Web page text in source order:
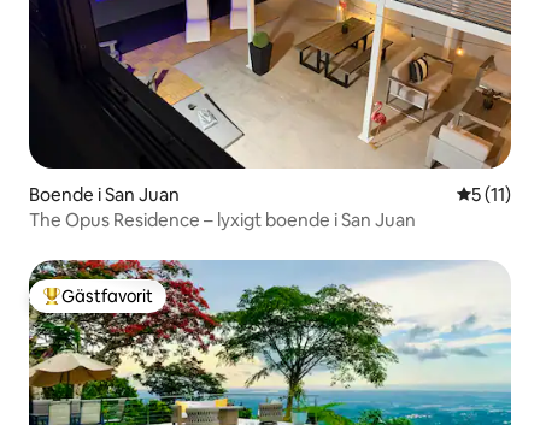
Boende i San Juan 5 av 5 i
5 (11)
The Opus Residence – lyxigt boende i San Juan
Populär gästfavorit
Gästfavorit